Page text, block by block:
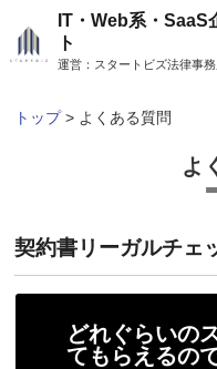
IT・Web系・SaaS
ト
運営：スタートビズ法律事
トップ> よくある質問
よ
契約書リーガルチェ
どれぐらいの
てもらえるの